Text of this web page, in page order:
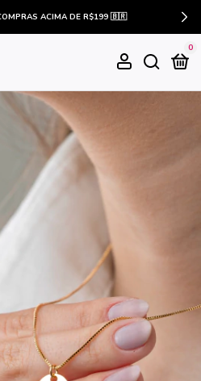
ACIMA DE R$199 🇧🇷
0